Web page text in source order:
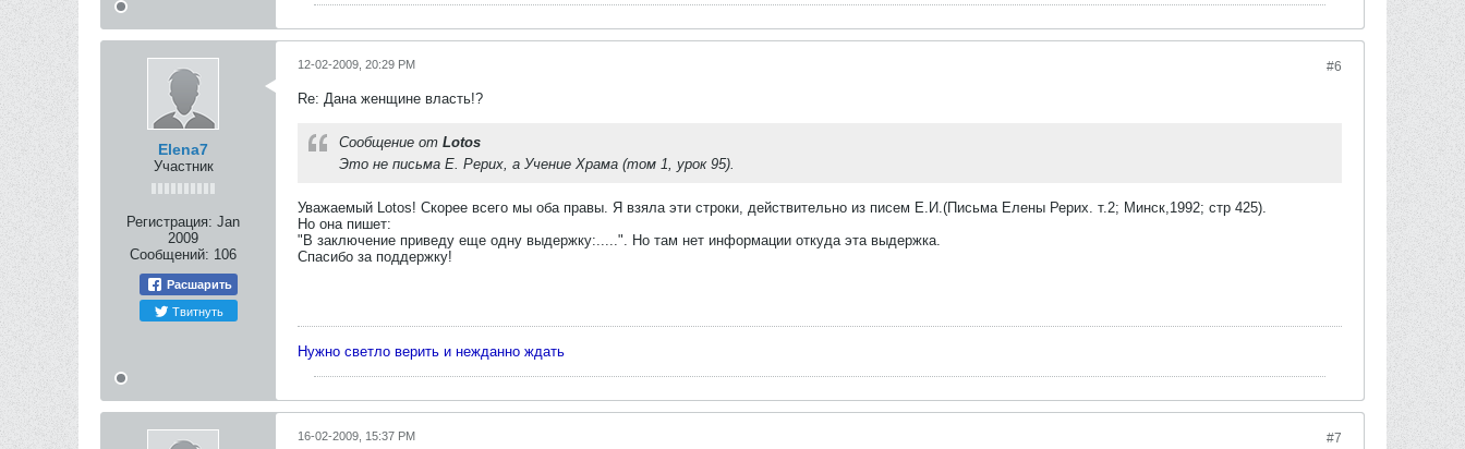
Elena7
Участник
Регистрация: Jan
2009
Сообщений: 106
Расшарить
Твитнуть
#6
12-02-2009, 20:29 PM
Re: Дана женщине власть!?
Сообщение от Lotos
Это не письма Е. Рерих, а Учение Храма (том 1, урок 95).
Уважаемый Lotos! Скорее всего мы оба правы. Я взяла эти строки, действительно из писем Е.И.(Письма Елены Рерих. т.2; Минск,1992; стр 425).
Но она пишет:
"В заключение приведу еще одну выдержку:.....". Но там нет информации откуда эта выдержка.
Спасибо за поддержку!
Нужно светло верить и нежданно ждать
#7
16-02-2009, 15:37 PM